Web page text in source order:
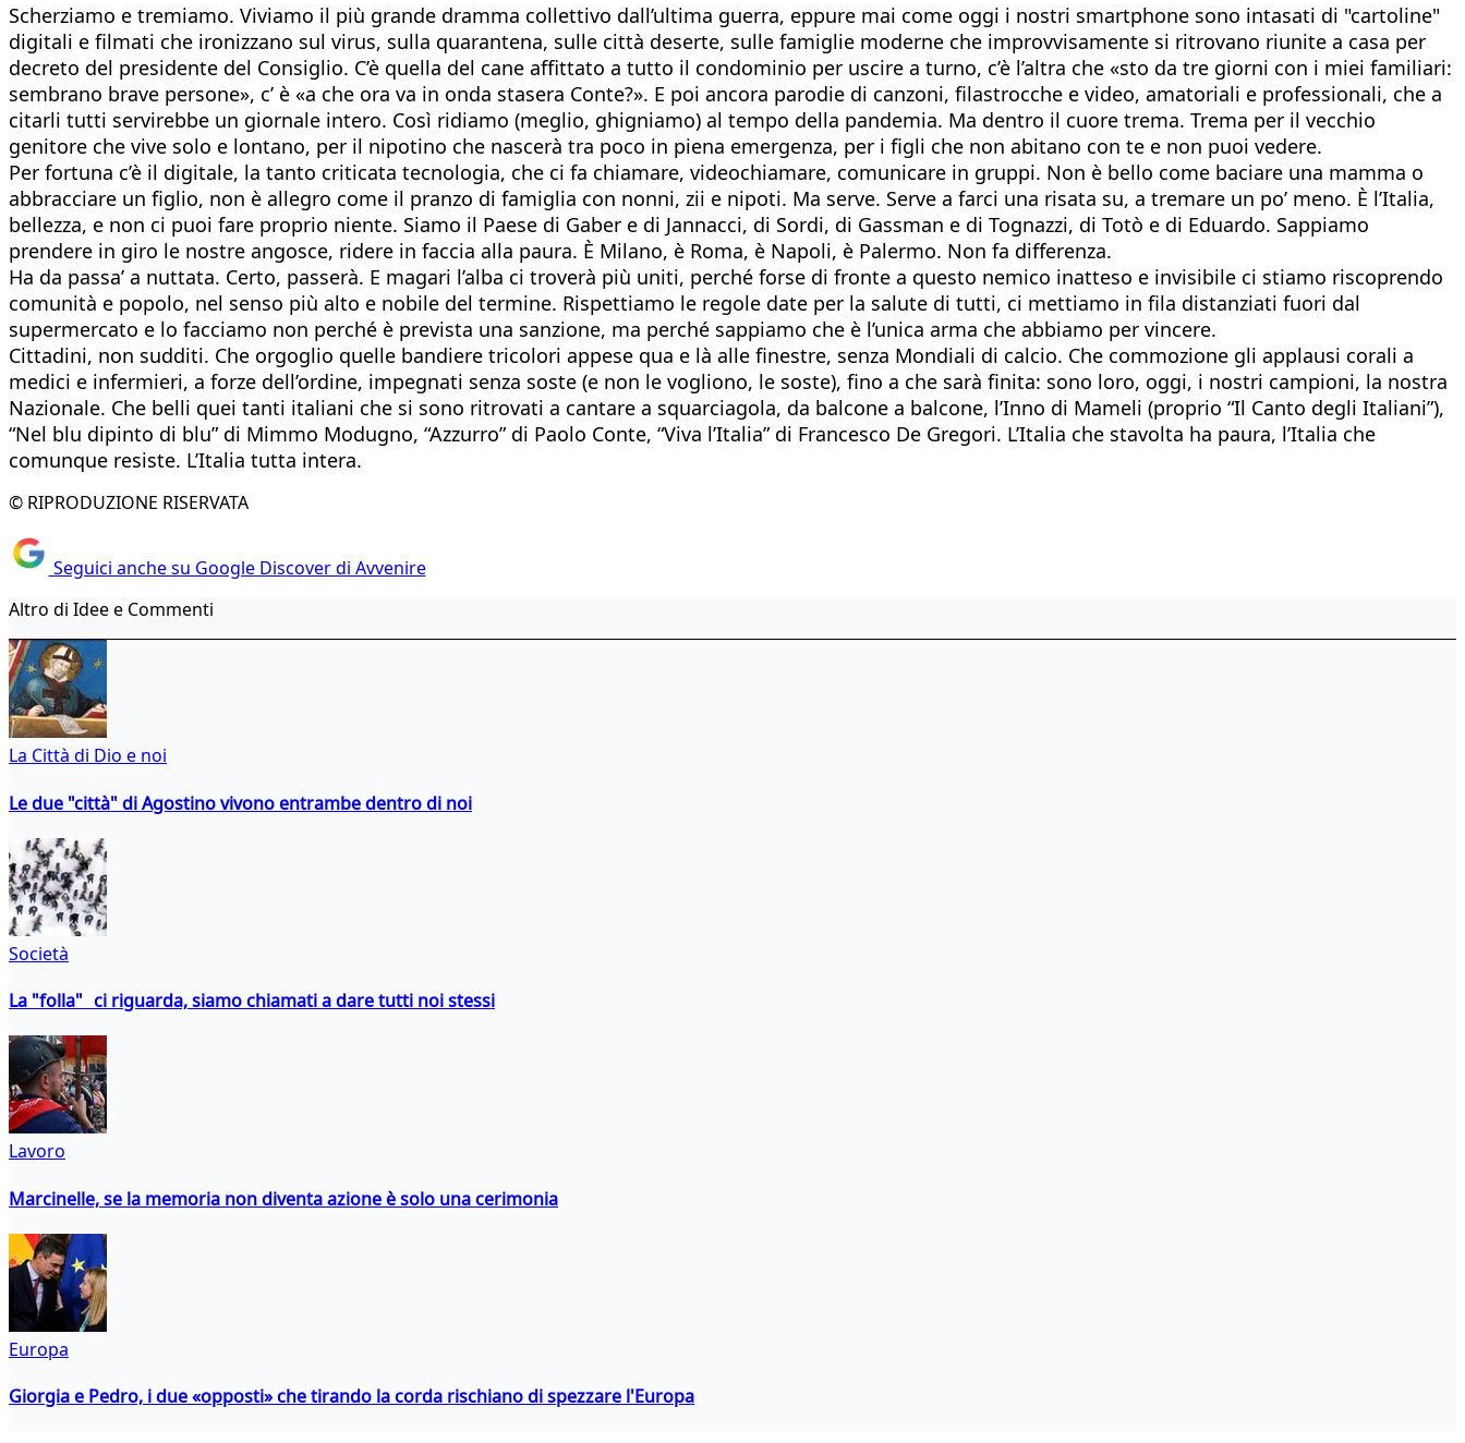
Scherziamo e tremiamo. Viviamo il più grande dramma collettivo dall’ultima guerra, eppure mai come oggi i nostri smartphone sono intasati di "cartoline"
digitali e filmati che ironizzano sul virus, sulla quarantena, sulle città deserte, sulle famiglie moderne che improvvisamente si ritrovano riunite a casa per
decreto del presidente del Consiglio. C’è quella del cane affittato a tutto il condominio per uscire a turno, c’è l’altra che «sto da tre giorni con i miei familiari:
sembrano brave persone», c’ è «a che ora va in onda stasera Conte?». E poi ancora parodie di canzoni, filastrocche e video, amatoriali e professionali, che a
citarli tutti servirebbe un giornale intero. Così ridiamo (meglio, ghigniamo) al tempo della pandemia. Ma dentro il cuore trema. Trema per il vecchio
genitore che vive solo e lontano, per il nipotino che nascerà tra poco in piena emergenza, per i figli che non abitano con te e non puoi vedere.
Per fortuna c’è il digitale, la tanto criticata tecnologia, che ci fa chiamare, videochiamare, comunicare in gruppi. Non è bello come baciare una mamma o
abbracciare un figlio, non è allegro come il pranzo di famiglia con nonni, zii e nipoti. Ma serve. Serve a farci una risata su, a tremare un po’ meno. È l’Italia,
bellezza, e non ci puoi fare proprio niente. Siamo il Paese di Gaber e di Jannacci, di Sordi, di Gassman e di Tognazzi, di Totò e di Eduardo. Sappiamo
prendere in giro le nostre angosce, ridere in faccia alla paura. È Milano, è Roma, è Napoli, è Palermo. Non fa differenza.
Ha da passa’ a nuttata. Certo, passerà. E magari l’alba ci troverà più uniti, perché forse di fronte a questo nemico inatteso e invisibile ci stiamo riscoprendo
comunità e popolo, nel senso più alto e nobile del termine. Rispettiamo le regole date per la salute di tutti, ci mettiamo in fila distanziati fuori dal
supermercato e lo facciamo non perché è prevista una sanzione, ma perché sappiamo che è l’unica arma che abbiamo per vincere.
Cittadini, non sudditi. Che orgoglio quelle bandiere tricolori appese qua e là alle finestre, senza Mondiali di calcio. Che commozione gli applausi corali a
medici e infermieri, a forze dell’ordine, impegnati senza soste (e non le vogliono, le soste), fino a che sarà finita: sono loro, oggi, i nostri campioni, la nostra
Nazionale. Che belli quei tanti italiani che si sono ritrovati a cantare a squarciagola, da balcone a balcone, l’Inno di Mameli (proprio “Il Canto degli Italiani”),
“Nel blu dipinto di blu” di Mimmo Modugno, “Azzurro” di Paolo Conte, “Viva l’Italia” di Francesco De Gregori. L’Italia che stavolta ha paura, l’Italia che
comunque resiste. L’Italia tutta intera.
© RIPRODUZIONE RISERVATA
Seguici anche su Google Discover di Avvenire
Altro di Idee e Commenti
La Città di Dio e noi
Le due "città" di Agostino vivono entrambe dentro di noi
Società
La "folla" ci riguarda, siamo chiamati a dare tutti noi stessi
Lavoro
Marcinelle, se la memoria non diventa azione è solo una cerimonia
Europa
Giorgia e Pedro, i due «opposti» che tirando la corda rischiano di spezzare l'Europa